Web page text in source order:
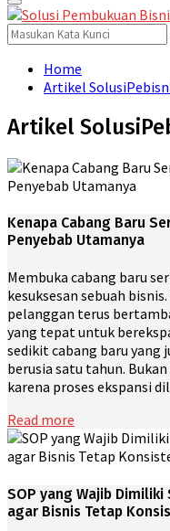
for:
Primary
Menu
Search
for:
Home
Artikel
Artikel
Kenapa Cabang Baru
Penyebab Utamanya
Membuka cabang baru
kesuksesan sebuah
pelanggan terus
yang tepat untuk
sedikit cabang baru yang
berusia satu tahun.
karena proses ekspansi
Read more
SOP yang Wajib Dimiliki
agar Bisnis Tetap